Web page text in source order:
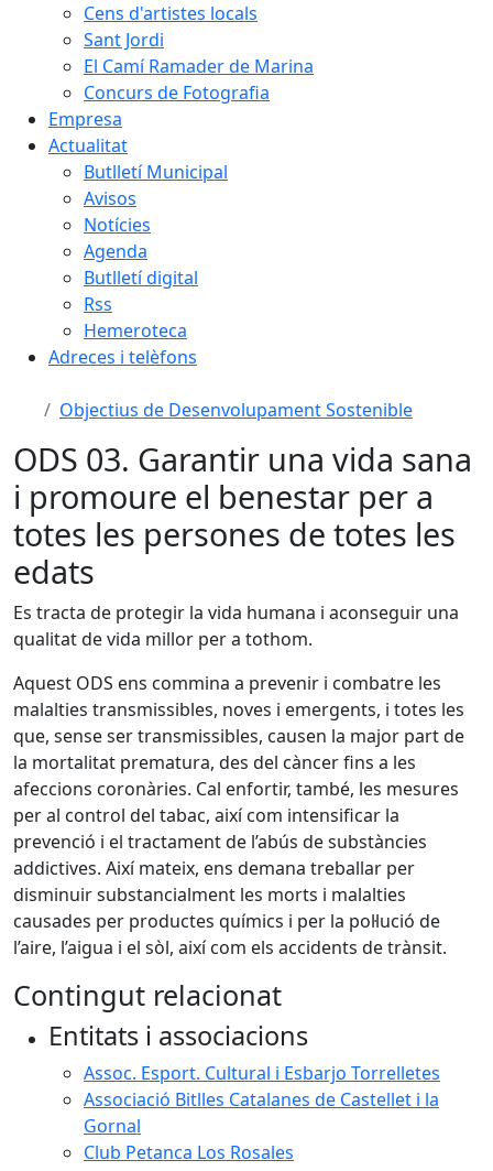
Cens d'artistes locals
Sant Jordi
El Camí Ramader de Marina
Concurs de Fotografia
Empresa
Actualitat
Butlletí Municipal
Avisos
Notícies
Agenda
Butlletí digital
Rss
Hemeroteca
Adreces i telèfons
Objectius de Desenvolupament Sostenible
ODS 03. Garantir una vida sana
i promoure el benestar per a
totes les persones de totes les
edats
Es tracta de protegir la vida humana i aconseguir una
qualitat de vida millor per a tothom.
Aquest ODS ens commina a prevenir i combatre les
malalties transmissibles, noves i emergents, i totes les
que, sense ser transmissibles, causen la major part de
la mortalitat prematura, des del càncer fins a les
afeccions coronàries. Cal enfortir, també, les mesures
per al control del tabac, així com intensificar la
prevenció i el tractament de l’abús de substàncies
addictives. Així mateix, ens demana treballar per
disminuir substancialment les morts i malalties
causades per productes químics i per la pol·lució de
l’aire, l’aigua i el sòl, així com els accidents de trànsit.
Contingut relacionat
Entitats i associacions
Assoc. Esport. Cultural i Esbarjo Torrelletes
Associació Bitlles Catalanes de Castellet i la
Gornal
Club Petanca Los Rosales